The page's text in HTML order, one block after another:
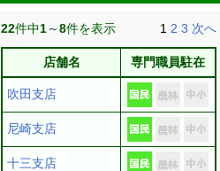
22件中1～8件を表示 1 2 3 次へ
店舗名 専門職員駐在
吹田支店
尼崎支店
十三支店